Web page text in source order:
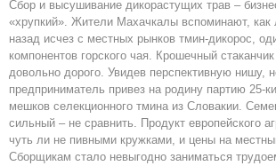
Сбор и высушивание дикорастущих трав –
«хрупкий». Жители Махачкалы вспоминают, как
назад исчез с местных рынков тмин-дикорос,
компонентов горского чая. Крошечный
довольно дорого. Увидев перспективную нишу,
предприниматель привез на родину партию 25-
мешков селекционного тмина из Словакии.
сильный – не сравнить. Продукт европейского
чуть ли не пивными кружками, и цены на
Сборщикам стало невыгодно заниматься